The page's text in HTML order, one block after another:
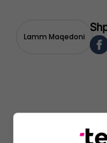
Lamm Maqedoni